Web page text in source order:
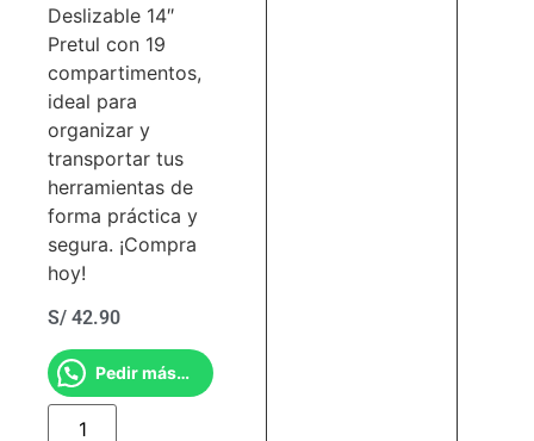
Deslizable 14″
Pretul con 19
compartimentos,
ideal para
organizar y
transportar tus
herramientas de
forma práctica y
segura. ¡Compra
hoy!
S/ 42.90
Pedir más información